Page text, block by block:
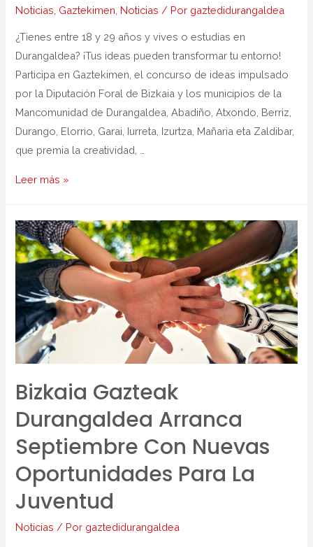
Noticias Gaztekimen Noticias / Por gaztedidurangaldea
¿Tienes entre 18 y 29 años y vives o estudias en
Durangaldea? ¡Tus ideas pueden transformar tu entorno!
Participa en Gaztekimen, el concurso de ideas impulsado
por la Diputación Foral de Bizkaia y los municipios de la
Mancomunidad de Durangaldea, Abadiño, Atxondo, Berriz,
Durango, Elorrio, Garai, Iurreta, Izurtza, Mañaria eta Zaldibar,
que premia la creatividad, …
Leer más »
Bizkaia Gazteak
Durangaldea Arranca
Septiembre Con Nuevas
Oportunidades Para La
Juventud
Noticias / Por gaztedidurangaldea